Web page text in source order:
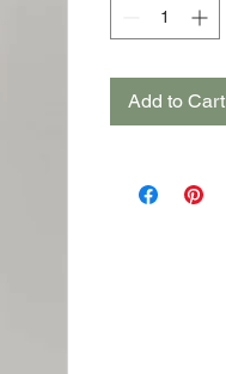
Add to Cart